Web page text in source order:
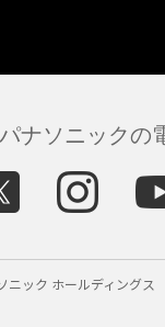
パナソニックの
ニック ホールディングス